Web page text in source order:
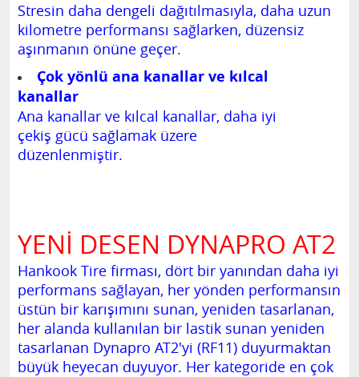
Stresin daha dengeli dağıtılmasıyla, daha uzun
kilometre performansı sağlarken, düzensiz
aşınmanın önüne geçer.
Çok yönlü ana kanallar ve kılcal
kanallar
Ana kanallar ve kılcal kanallar, daha iyi
çekiş gücü sağlamak üzere
düzenlenmiştir.
YENİ DESEN DYNAPRO AT2
Hankook Tire firması, dört bir yanından daha iyi
performans sağlayan, her yönden performansın
üstün bir karışımını sunan, yeniden tasarlanan,
her alanda kullanılan bir lastik sunan yeniden
tasarlanan Dynapro AT2'yi (RF11) duyurmaktan
büyük heyecan duyuyor. Her kategoride en çok